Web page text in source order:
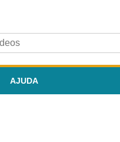
AJUDA